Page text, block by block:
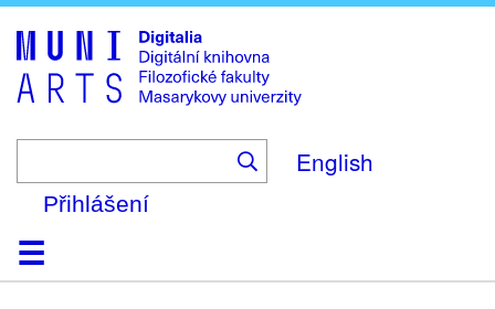
to
main
content
English
Přihlášení
DomůKolekce
Prohlížení
Vyhledávání
O platformě
Nápověda
KontaktDigitalia